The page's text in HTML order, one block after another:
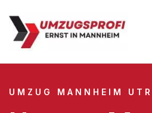
UMZUG MANNHEIM